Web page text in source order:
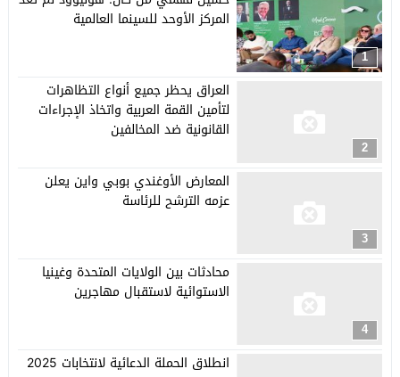
1
المركز الأوحد للسينما العالمية
2
العراق يحظر جميع أنواع التظاهرات
لتأمين القمة العربية واتخاذ الإجراءات
القانونية ضد المخالفين
3
المعارض الأوغندي بوبي واين يعلن
عزمه الترشح للرئاسة
4
محادثات بين الولايات المتحدة وغينيا
الاستوائية لاستقبال مهاجرين
انطلاق الحملة الدعائية لانتخابات 2025